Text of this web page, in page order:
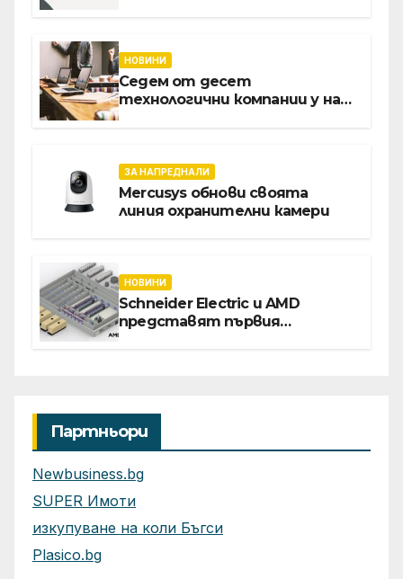
НОВИНИ
Седем от десет
технологични компании у нас
ЗА НАПРЕДНАЛИ
Mercusys обнови своята
линия охранителни камери
НОВИНИ
Schneider Electric и AMD
представят първия
Партньори
Newbusiness.bg
SUPER Имоти
изкупуване на коли Бъгси
Plasico.bg